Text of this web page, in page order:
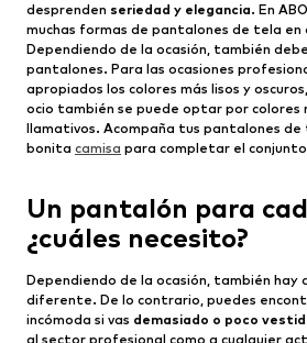
desprenden seriedad y elegancia. En
muchas formas de pantalones de tela
Dependiendo de la ocasión, también
pantalones. Para las ocasiones
apropiados los colores más lisos y
ocio también se puede optar por colores
llamativos. Acompaña tus pantalones de
bonita camisa para completar el
Un pantalón para
¿cuáles necesito?
Dependiendo de la ocasión, también hay
diferente. De lo contrario, puedes
incómoda si vas demasiado o poco
al sector profesional como a cualquier